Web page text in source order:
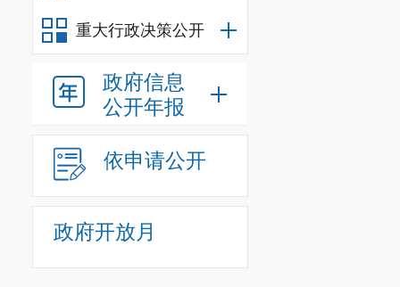
重大行政决策公开
政府信息
公开年报
依申请公开
政府开放月